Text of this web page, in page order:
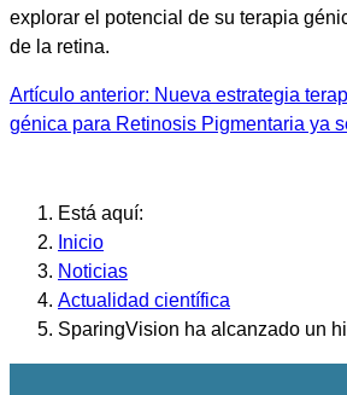
explorar el potencial de su terapia
de la retina.
Artículo anterior: Nueva estrategia
génica para Retinosis Pigmentaria ya
Está aquí:
Inicio
Noticias
Actualidad científica
SparingVision ha alcanzado un